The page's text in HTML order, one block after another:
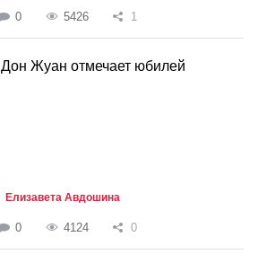
0 5426 1
Дон Жуан отмечает юбилей
Елизавета Авдошина
0 4124 0